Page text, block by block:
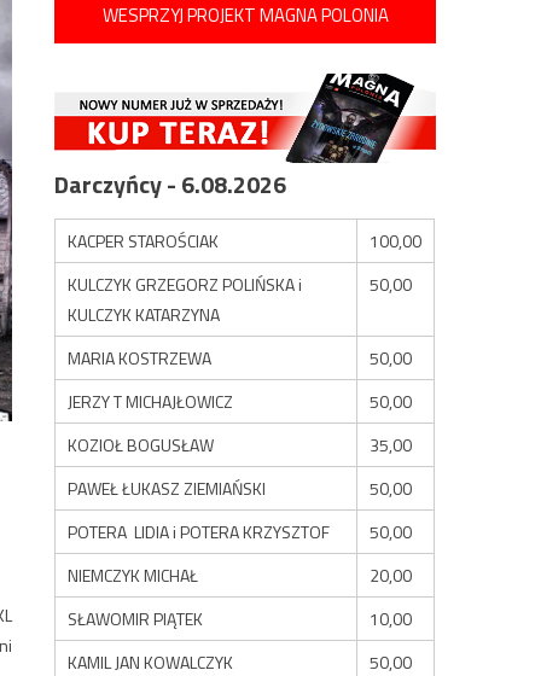
WESPRZYJ PROJEKT MAGNA POLONIA
Darczyńcy - 6.08.2026
KACPER STAROŚCIAK
100,00
KULCZYK GRZEGORZ POLIŃSKA i
KULCZYK KATARZYNA
50,00
MARIA KOSTRZEWA
50,00
JERZY T MICHAJŁOWICZ
50,00
KOZIOŁ BOGUSŁAW
35,00
PAWEŁ ŁUKASZ ZIEMIAŃSKI
50,00
POTERA LIDIA i POTERA KRZYSZTOF
50,00
NIEMCZYK MICHAŁ
20,00
SŁAWOMIR PIĄTEK
10,00
KAMIL JAN KOWALCZYK
50,00